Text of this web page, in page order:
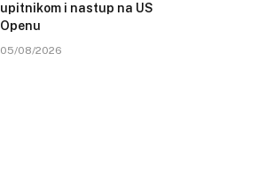
upitnikom i nastup na US
Openu
05/08/2026